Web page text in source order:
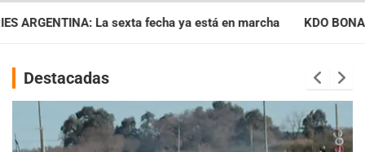
ya está en marcha KDO BONAERENSE: Con la vara bien
Destacadas